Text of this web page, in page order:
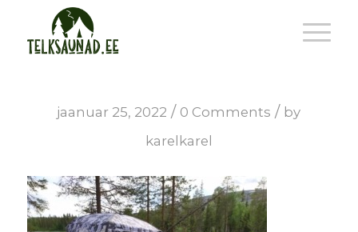
jaanuar 25, 2022 / 0 Comments / by
karelkarel